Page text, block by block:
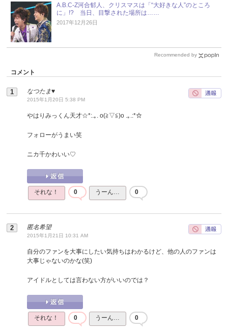
A.B.C-Z河合郁人、クリスマスは「“大好きな人”のところ
に」!? 当日、目撃された場所は……
2017年12月26日
Recommended by
コメント
なつたま♥
2015年1月20日 5:38 PM
やはりみっくん天才☆*:.｡. o(≧▽≦)o .｡.:*☆
フォローがうまい笑
ニカ千かわいい♡
それな！ 0 うーん… 0
匿名希望
2015年1月21日 10:31 AM
自分のファンを大事にしたい気持ちはわかるけど、他の人のファンは
大事じゃないのかな(笑)
アイドルとしては言わない方がいいのでは？
それな！ 0 うーん… 0